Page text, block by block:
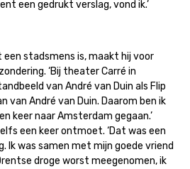
een gedrukt verslag, vond ik.’
stadsmens is, maakt hij voor
‘Bij theater Carré in
van André van Duin als Flip
van André van Duin. Daarom ben ik
keer naar Amsterdam gegaan.’
een keer ontmoet. ‘Dat was een
Ik was samen met mijn goede vriend
droge worst meegenomen, ik